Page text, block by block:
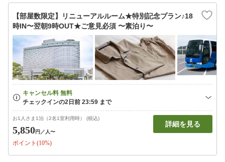
【部屋数限定】リニューアルルーム★特別記念プラン♪18
時IN〜翌朝9時OUT★ご意見必須 〜素泊り〜
お1人さま1泊（2名1室利用時） (税込)
5,850円 ／人〜
ポイント(10%)
詳細を見る